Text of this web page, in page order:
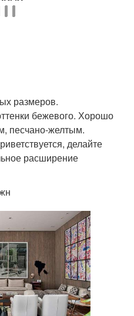
размеров.
бежевого. Хорошо
песчано-желтым.
делайте
расширение